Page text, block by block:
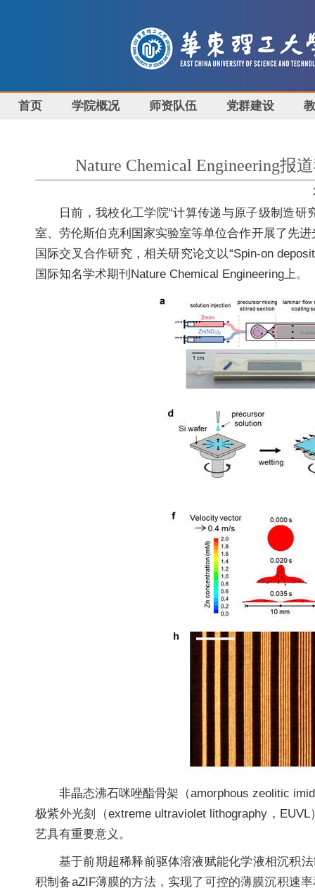
首页 学院概况 师资队伍 党群建设
Nature Chemical Engineering
日前，我校化工学院“计算传递与原子级制造
室、劳伦斯伯克利国家实验室等单位合作开展了先
国际交叉合作研究，相关研究论文以“Spin-on
国际知名学术期刊Nature Chemical Engineering上。
非晶态沸石咪唑酯骨架（amorphous zeolitic
极紫外光刻（extreme ultraviolet lithography，
艺具有重要意义。
基于前期超稀释前驱体溶液赋能化学液相沉积
积制备aZIF薄膜的方法，实现了可控的薄膜沉积速